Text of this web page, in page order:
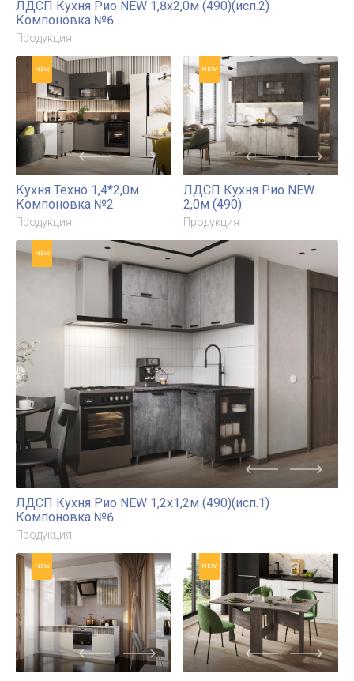
ЛДСП Кухня Рио NEW 1,8х2,0м (490)(исп.2)
Компоновка №6
Продукция
ЛДСП Кухня Рио NEW 1,2х1,2м (490)(исп.1)
Компоновка №6
Продукция
Кухня Техно 1,4*2,0м
Компоновка №2
Продукция
NEW
ЛДСП Кухня Рио NEW
2,0м (490)
Продукция